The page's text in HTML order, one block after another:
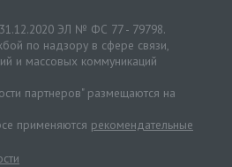
ЭЛ № ФС 77 - 79798.
по надзору в сфере связи,
и массовых коммуникаций
партнеров" размещаются на
применяются рекомендательные